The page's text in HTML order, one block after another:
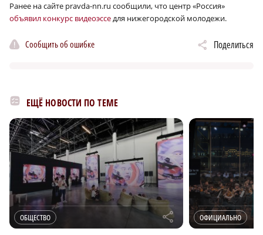
Ранее на сайте pravda-nn.ru сообщили, что центр «Россия»
объявил конкурс видеоэсседля нижегородской молодежи.
Сообщить об ошибке Поделиться
ЕЩЁ НОВОСТИ ПО ТЕМЕ
ОБЩЕСТВО r ОФИЦИАЛЬНО